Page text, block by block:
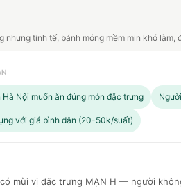
nhưng tinh tế, bánh mỏng mềm mịn khó
Nội muốn ăn đúng món đặc trưng
với giá bình dân (20-50k/suất)
mùi vị đặc trưng MẠN H — người